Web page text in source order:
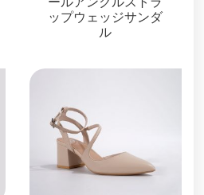
ップウェッジサンダ
ル